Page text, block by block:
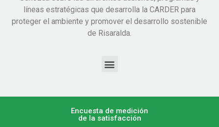
líneas estratégicas que desarrolla la CARDER para
proteger el ambiente y promover el desarrollo sostenible
de Risaralda.
Encuesta de medición
de la satisfacción